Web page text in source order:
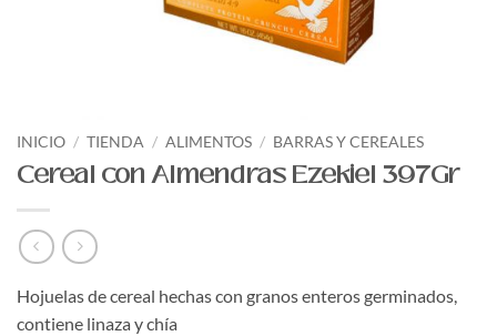
INICIO / TIENDA / ALIMENTOS / BARRAS Y CEREALES
Cereal con Almendras Ezekiel 397Gr
Hojuelas de cereal hechas con granos enteros germinados,
contiene linaza y chía